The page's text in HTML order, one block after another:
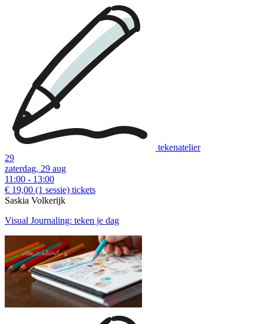
tekenatelier
29
zaterdag, 29 aug
11:00 - 13:00
€ 19,00 (1 sessie) tickets
Saskia Volkerijk
Visual Journaling: teken je dag